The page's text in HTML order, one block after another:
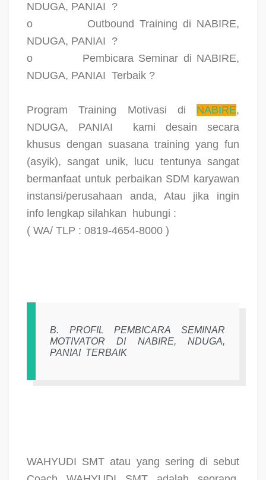
NDUGA, PANIAI ?
o
Outbound Training di NABIRE,
NDUGA, PANIAI ?
o
Pembicara Seminar di NABIRE,
NDUGA, PANIAI Terbaik ?
Program Training Motivasi di NABIRE,
NDUGA, PANIAI
kami desain secara
khusus dengan suasana training yang fun
(asyik), sangat unik, lucu tentunya sangat
bermanfaat untuk perbaikan SDM karyawan
instansi/perusahaan anda, Atau jika ingin
info lengkap silahkan
hubungi :
( WA/ TLP : 0819-4654-8000 )
B. PROFIL PEMBICARA SEMINAR
MOTIVATOR DI NABIRE, NDUGA,
PANIAI TERBAIK
WAHYUDI SMT atau yang sering di sebut